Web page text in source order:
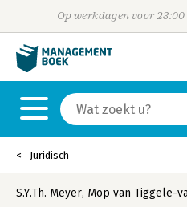
Op werkdagen voor
Juridisch
S.Y.Th. Meyer, Mop van Tiggele-